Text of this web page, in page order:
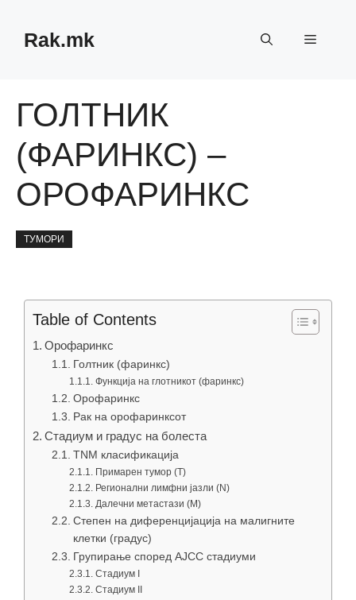
contentRak.mk Menu
ГОЛТНИК
(ФАРИНКС) –
ОРОФАРИНКС
ТУМОРИ
Table of Contents
Орофаринкс
Голтник (фаринкс)
Функција на глотникот (фаринкс)
Орофаринкс
Рак на орофаринксот
Стадиум и градус на болеста
TNM класификација
Примарен тумор (Т)
Регионални лимфни јазли (N)
Далечни метастази (М)
Степен на диференцијација на малигните
клетки (градус)
Групирање според AJCC стадиуми
Стадиум I
Стадиум II